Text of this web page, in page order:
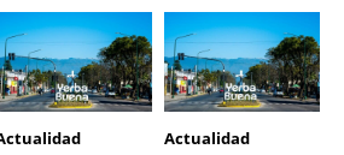
Actualidad